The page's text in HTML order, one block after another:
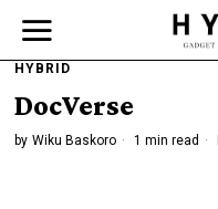
HYBRID
DocVerse
by Wiku Baskoro 1 min read